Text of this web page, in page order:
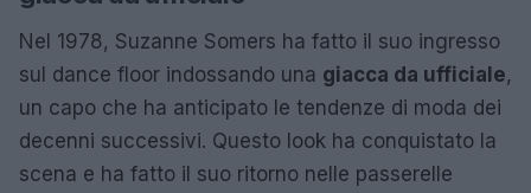
Nel 1978, Suzanne Somers ha fatto il suo ingresso
sul dance floor indossando una giacca da ufficiale,
un capo che ha anticipato le tendenze di moda dei
decenni successivi. Questo look ha conquistato la
scena e ha fatto il suo ritorno nelle passerelle